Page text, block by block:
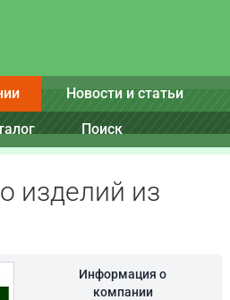
Новости и статьи
Поиск
изделий из
Информация о
компании